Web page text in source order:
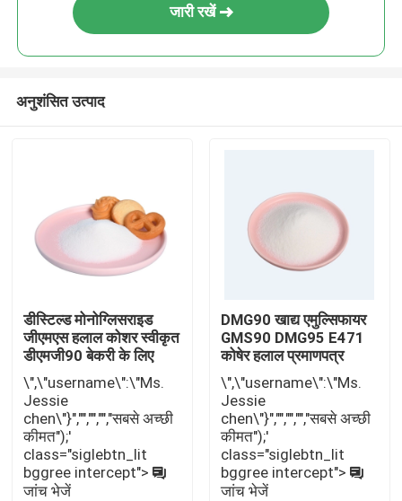
घर
उत्पादों
जारी रखें
अनुशंसित उत्पाद
डीस्टिल्ड मोनोग्लिसराइड
जीएमएस हलाल कोशर स्वीकृत
डीएमजी90 बेकरी के लिए
\",\"username\":\"Ms.
Jessie
chen\"}","","","","सबसे अच्छी
कीमत");'
class="siglebtn_lit
bggree intercept">
जांच भेजें
DMG90 खाद्य एमुल्सिफायर
GMS90 DMG95 E471
कोषेर हलाल प्रमाणपत्र
\",\"username\":\"Ms.
Jessie
chen\"}","","","","सबसे अच्छी
कीमत");'
class="siglebtn_lit
bggree intercept">
जांच भेजें